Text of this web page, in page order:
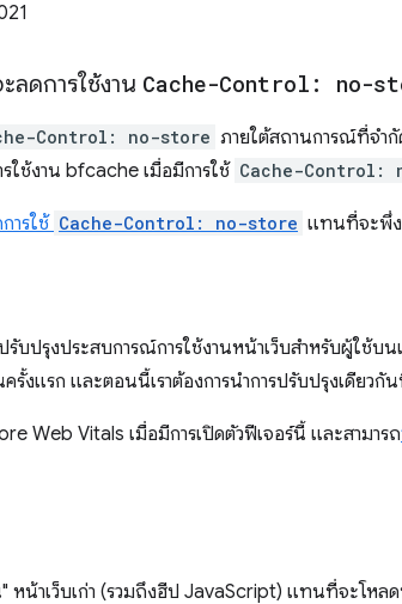
ดการใช้งาน Cache-Control: no-
Control: no-store ภายใต้สถานการณ์ที่จำ
ใช้งาน bfcache เมื่อมีการใช้ Cache-Control:
ารใช้ Cache-Control: no-store แทนที่จะพึ่ง
รับปรุงประสบการณ์การใช้งานหน้าเว็บสำหรับผู้ใช้บ
งแรก และตอนนี้เราต้องการนำการปรับปรุงเดียวกั
Web Vitals เมื่อมีการเปิดตัวฟีเจอร์นี้ และสามารถ
น้าเว็บเก่า (รวมถึงฮีป JavaScript) แทนที่จะโหลด